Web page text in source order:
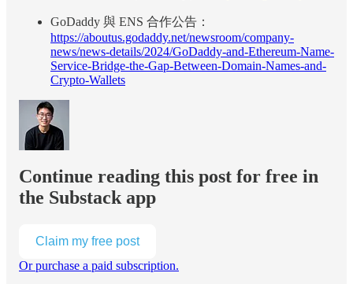
GoDaddy 與 ENS 合作公告：
https://aboutus.godaddy.net/newsroom/company-
news/news-details/2024/GoDaddy-and-Ethereum-Name-
Service-Bridge-the-Gap-Between-Domain-Names-and-
Crypto-Wallets
Continue reading this post for free in
the Substack app
Claim my free post
Or purchase a paid subscription.